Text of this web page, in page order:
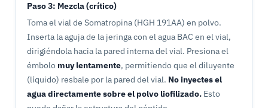
Paso 3: Mezcla (crítico)
Toma el vial de Somatropina (HGH 191AA) en polvo.
Inserta la aguja de la jeringa con el agua BAC en el vial,
dirigiéndola hacia la pared interna del vial. Presiona el
émbolo muy lentamente, permitiendo que el diluyente
(líquido) resbale por la pared del vial. No inyectes el
agua directamente sobre el polvo liofilizado. Esto